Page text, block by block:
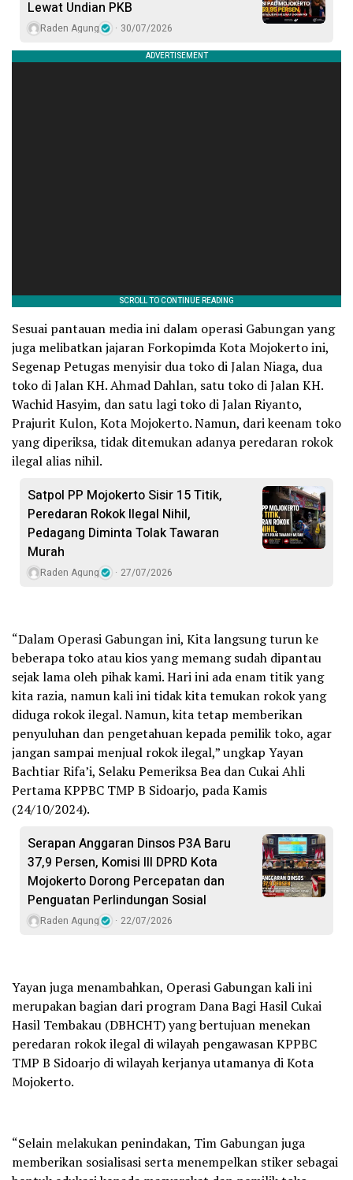
Lewat Undian PKB
Raden Agung 30/07/2026
Sesuai pantauan media ini dalam operasi Gabungan yang
juga melibatkan jajaran Forkopimda Kota Mojokerto ini,
Segenap Petugas menyisir dua toko di Jalan Niaga, dua
toko di Jalan KH. Ahmad Dahlan, satu toko di Jalan KH.
Wachid Hasyim, dan satu lagi toko di Jalan Riyanto,
Prajurit Kulon, Kota Mojokerto. Namun, dari keenam toko
yang diperiksa, tidak ditemukan adanya peredaran rokok
ilegal alias nihil.
Satpol PP Mojokerto Sisir 15 Titik,
Peredaran Rokok Ilegal Nihil,
Pedagang Diminta Tolak Tawaran
Murah
Raden Agung 27/07/2026
“Dalam Operasi Gabungan ini, Kita langsung turun ke
beberapa toko atau kios yang memang sudah dipantau
sejak lama oleh pihak kami. Hari ini ada enam titik yang
kita razia, namun kali ini tidak kita temukan rokok yang
diduga rokok ilegal. Namun, kita tetap memberikan
penyuluhan dan pengetahuan kepada pemilik toko, agar
jangan sampai menjual rokok ilegal,” ungkap Yayan
Bachtiar Rifa’i, Selaku Pemeriksa Bea dan Cukai Ahli
Pertama KPPBC TMP B Sidoarjo, pada Kamis
(24/10/2024).
Serapan Anggaran Dinsos P3A Baru
37,9 Persen, Komisi III DPRD Kota
Mojokerto Dorong Percepatan dan
Penguatan Perlindungan Sosial
Raden Agung 22/07/2026
Yayan juga menambahkan, Operasi Gabungan kali ini
merupakan bagian dari program Dana Bagi Hasil Cukai
Hasil Tembakau (DBHCHT) yang bertujuan menekan
peredaran rokok ilegal di wilayah pengawasan KPPBC
TMP B Sidoarjo di wilayah kerjanya utamanya di Kota
Mojokerto.
“Selain melakukan penindakan, Tim Gabungan juga
memberikan sosialisasi serta menempelkan stiker sebagai